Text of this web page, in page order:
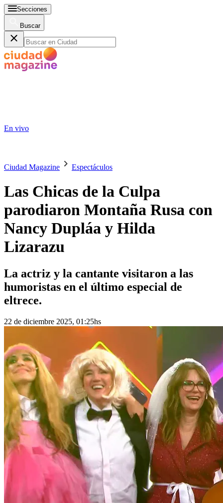
Secciones
Buscar
En vivo
Ciudad Magazine Espectáculos
Las Chicas de la Culpa
parodiaron Montaña Rusa con
Nancy Dupláa y Hilda
Lizarazu
La actriz y la cantante visitaron a las
humoristas en el último especial de
eltrece.
22 de diciembre 2025, 01:25hs